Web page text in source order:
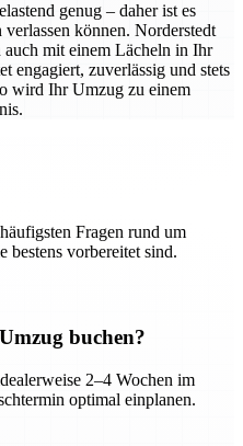
genug – daher ist es
können. Norderstedt
auch mit einem Lächeln in Ihr
engagiert, zuverlässig und stets
wird Ihr Umzug zu einem
Fragen rund um
bestens vorbereitet sind.
buchen?
2–4 Wochen im
optimal einplanen.